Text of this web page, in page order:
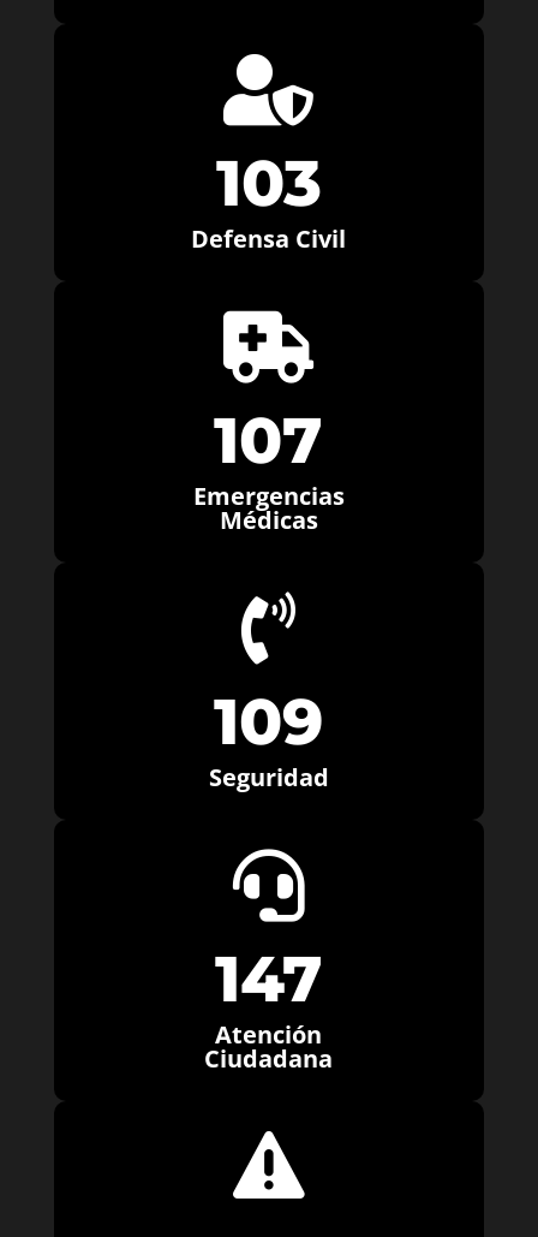

103
Defensa Civil

107
Emergencias
Médicas

109
Seguridad

147
Atención
Ciudadana
